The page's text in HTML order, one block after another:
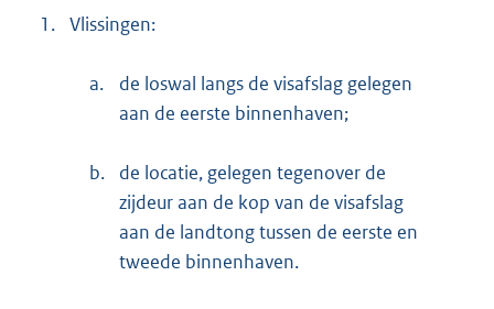
1. Vlissingen:
a.
de loswal langs de visafslag gelegen
aan de eerste binnenhaven;
b.
de locatie, gelegen tegenover de
zijdeur aan de kop van de visafslag
aan de landtong tussen de eerste en
tweede binnenhaven.